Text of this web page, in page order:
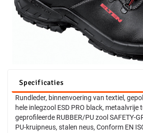
Specificaties
Rundleder, binnenvoering van textiel,
hele inlegzool ESD PRO black, metaalvrije
geprofileerde RUBBER/PU zool SAFETY-
PU-kruipneus, stalen neus, Conform EN